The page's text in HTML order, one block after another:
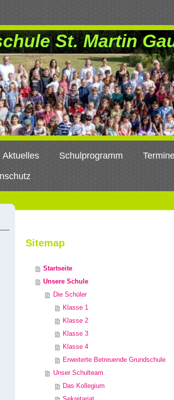
St. Martin
Aktuelles Schulprogramm
Sitemap
Startseite
Unsere Schule
Die Schüler
Klasse 1
Klasse 2
Klasse 3
Klasse 4
Erweiterte Betreuende Grundschule
Unser Schulteam
Das Kollegium